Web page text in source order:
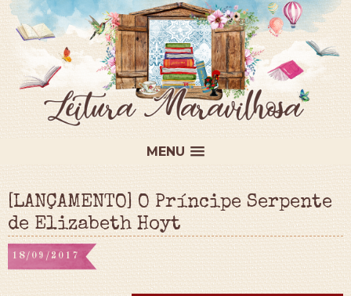
MENU
[LANÇAMENTO] O Príncipe Serpente
de Elizabeth Hoyt
18/09/2017